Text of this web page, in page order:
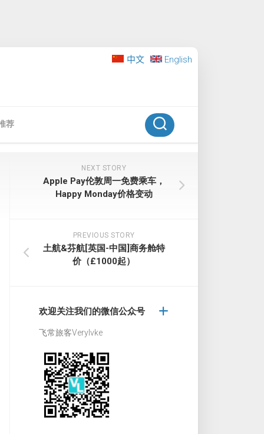
荐
中文 English
NEXT STORY
Apple Pay伦敦周一免费乘车，
Happy Monday价格变动
PREVIOUS STORY
土航&芬航[英国-中国]商务舱特
价（£1000起）
欢迎关注我们的微信公众号
飞常旅客Verylvke